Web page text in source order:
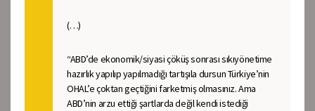
(…)
“ABD’de ekonomik/siyasi çöküş sonrası sıkıyönetime
hazırlık yapılıp yapılmadığı tartışıla dursun Türkiye’nin
OHAL’e çoktan geçtiğini farketmiş olmasınız. Ama
ABD’nin arzu ettiği şartlarda değil kendi istediği